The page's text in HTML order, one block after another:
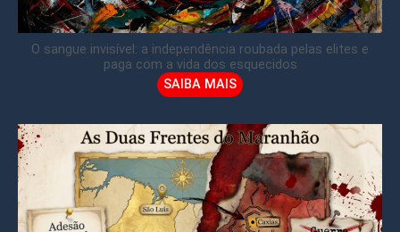
O sangue invisível: a independência roubada pelas elites e
paga com a vida dos esquecidos
SAIBA MAIS